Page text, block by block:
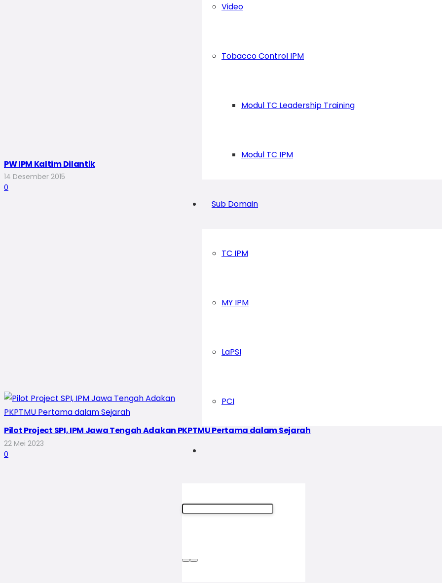
Video
Tobacco Control IPM
Modul TC Leadership Training
Modul TC IPM
Sub Domain
TC IPM
MY IPM
LaPSI
PCI
PW IPM Kaltim Dilantik
14 Desember 2015
0
Pilot Project SPI, IPM Jawa Tengah Adakan PKPTMU Pertama dalam Sejarah
22 Mei 2023
0